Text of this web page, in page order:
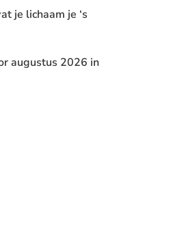
je lichaam je ‘s
augustus 2026 in